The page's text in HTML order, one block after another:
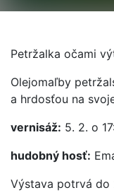
Petržalka očami
Olejomaľby
a hrdosťou na
vernisáž: 5. 2. o
hudobný hosť:
Výstava potrvá do